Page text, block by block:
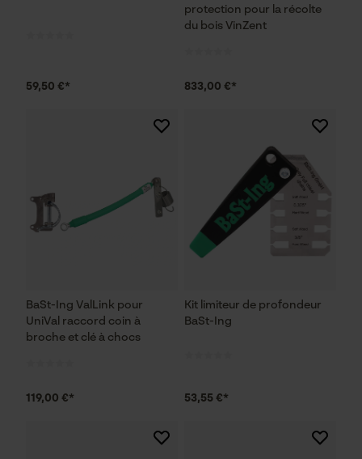
59,50 €*
protection pour la récolte
du bois VinZent
833,00 €*
BaSt-Ing ValLink pour
UniVal raccord coin à
broche et clé à chocs
119,00 €*
Kit limiteur de profondeur
BaSt-Ing
53,55 €*